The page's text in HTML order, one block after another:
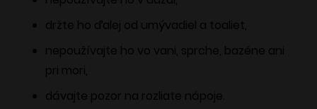
držte ho ďalej od umývadiel a toaliet,
nepoužívajte ho vo vani, sprche, bazéne ani
pri mori,
dávajte pozor na rozliate nápoje.